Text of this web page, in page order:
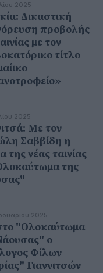
2025
Δικαστική
προβολής
με τον
τίτλο
2025
Με τον
Σαββίδη η
της νέας ταινίας
της
2025
"Ολοκαύτωμα
ο
Φίλων
Γιαννιτσών